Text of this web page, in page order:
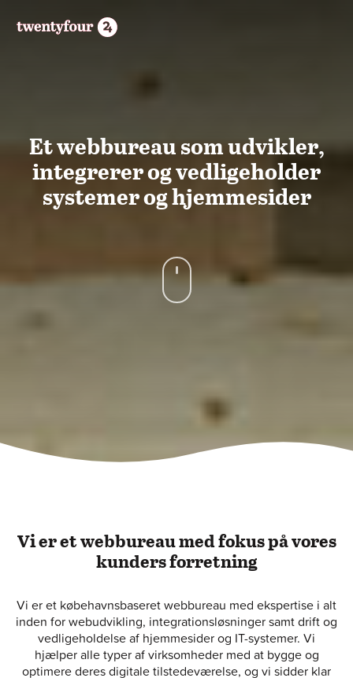
Et webbureau som udvikler,
integrerer og vedligeholder
systemer og hjemmesider
Vi er et webbureau med fokus på vores
kunders forretning
Vi er et købehavnsbaseret webbureau med ekspertise i alt
inden for webudvikling, integrationsløsninger samt drift og
vedligeholdelse af hjemmesider og IT-systemer. Vi
hjælper alle typer af virksomheder med at bygge og
optimere deres digitale tilstedeværelse, og vi sidder klar